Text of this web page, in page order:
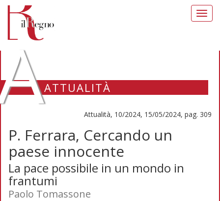
ATTUALITÀ
Attualità, 10/2024, 15/05/2024, pag. 309
P. Ferrara, Cercando un
paese innocente
La pace possibile in un mondo in
frantumi
Paolo Tomassone